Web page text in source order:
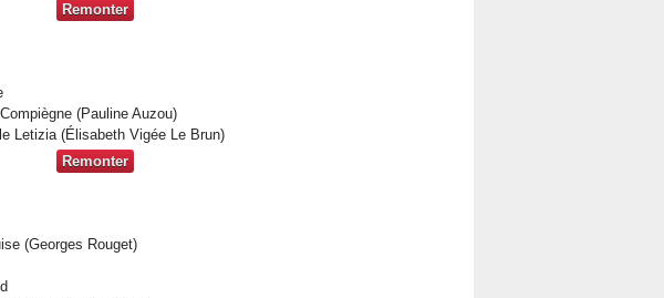
Remonter
(Pauline Auzou)
Letizia (Élisabeth Vigée Le Brun)
Remonter
(Georges Rouget)